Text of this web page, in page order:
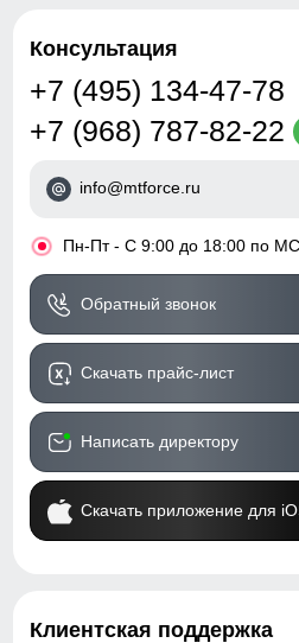
Консультация
+7 (495) 134-47-78
+7 (968) 787-82-22
info@mtforce.ru
• Пн-Пт - С 9:00 до 18:00 по
Обратный звонок
Скачать прайс-лист
Написать директору
Скачать приложение для
Клиентская поддержка